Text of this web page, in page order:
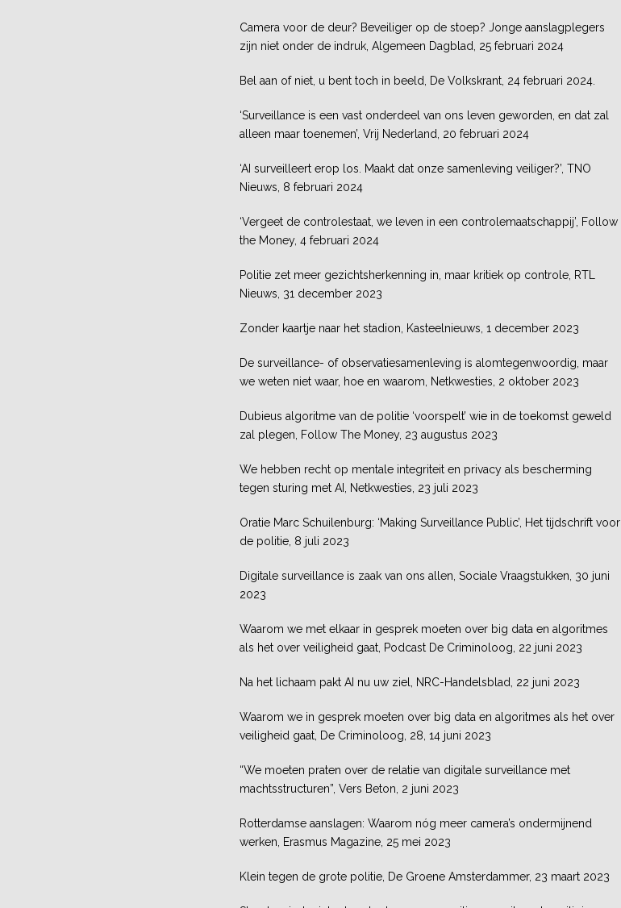
Camera voor de deur? Beveiliger op de stoep? Jonge aanslagplegers
zijn niet onder de indruk, Algemeen Dagblad, 25 februari 2024
Bel aan of niet, u bent toch in beeld, De Volkskrant, 24 februari 2024.
‘Surveillance is een vast onderdeel van ons leven geworden, en dat zal
alleen maar toenemen’, Vrij Nederland, 20 februari 2024
‘AI surveilleert erop los. Maakt dat onze samenleving veiliger?’, TNO
Nieuws, 8 februari 2024
‘Vergeet de controlestaat, we leven in een controlemaatschappij’, Follow
the Money, 4 februari 2024
Politie zet meer gezichtsherkenning in, maar kritiek op controle, RTL
Nieuws, 31 december 2023
Zonder kaartje naar het stadion, Kasteelnieuws, 1 december 2023
De surveillance- of observatiesamenleving is alomtegenwoordig, maar
we weten niet waar, hoe en waarom, Netkwesties, 2 oktober 2023
Dubieus algoritme van de politie ‘voorspelt’ wie in de toekomst geweld
zal plegen, Follow The Money, 23 augustus 2023
We hebben recht op mentale integriteit en privacy als bescherming
tegen sturing met AI, Netkwesties, 23 juli 2023
Oratie Marc Schuilenburg: ‘Making Surveillance Public’, Het tijdschrift voor
de politie, 8 juli 2023
Digitale surveillance is zaak van ons allen, Sociale Vraagstukken, 30 juni
2023
Waarom we met elkaar in gesprek moeten over big data en algoritmes
als het over veiligheid gaat, Podcast De Criminoloog, 22 juni 2023
Na het lichaam pakt AI nu uw ziel, NRC-Handelsblad, 22 juni 2023
Waarom we in gesprek moeten over big data en algoritmes als het over
veiligheid gaat, De Criminoloog, 28, 14 juni 2023
“We moeten praten over de relatie van digitale surveillance met
machtsstructuren”, Vers Beton, 2 juni 2023
Rotterdamse aanslagen: Waarom nóg meer camera’s ondermijnend
werken, Erasmus Magazine, 25 mei 2023
Klein tegen de grote politie, De Groene Amsterdammer, 23 maart 2023